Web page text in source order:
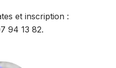
et inscription :
94 13 82.